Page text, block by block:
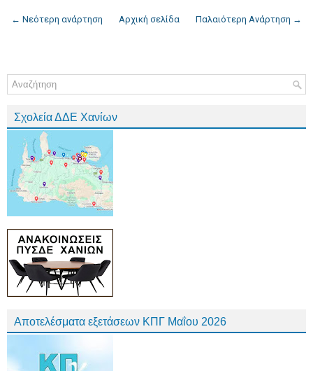
← Νεότερη ανάρτηση Παλαιότερη Ανάρτηση →
Αρχική σελίδα
Σχολεία ΔΔΕ Χανίων
Αποτελέσματα εξετάσεων ΚΠΓ Μαΐου 2026